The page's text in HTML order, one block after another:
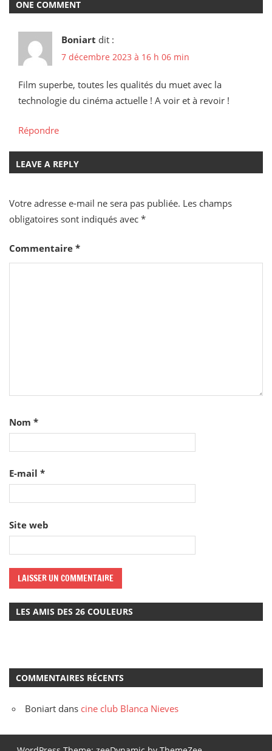
ONE COMMENT
Boniart dit :
7 décembre 2023 à 16 h 06 min
Film superbe, toutes les qualités du muet avec la
technologie du cinéma actuelle ! A voir et à revoir !
Répondre
LEAVE A REPLY
Votre adresse e-mail ne sera pas publiée. Les champs
obligatoires sont indiqués avec *
Commentaire *
Nom *
E-mail *
Site web
LES AMIS DES 26 COULEURS
COMMENTAIRES RÉCENTS
Boniartdans cine club Blanca Nieves